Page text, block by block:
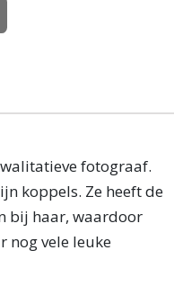
fotograaf.
koppels. Ze heeft de
bij haar, waardoor
nog vele leuke